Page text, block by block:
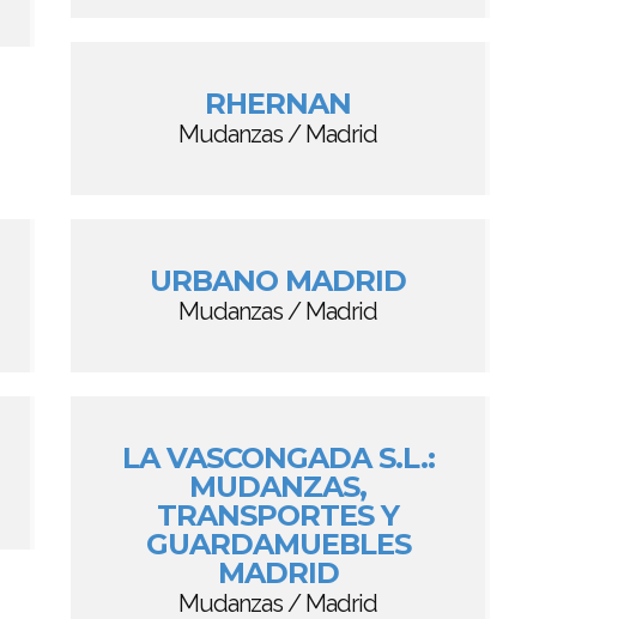
RHERNAN
Mudanzas / Madrid
URBANO MADRID
Mudanzas / Madrid
LA VASCONGADA S.L.:
MUDANZAS,
TRANSPORTES Y
GUARDAMUEBLES
MADRID
Mudanzas / Madrid